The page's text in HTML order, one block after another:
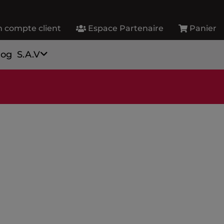
compte client Espace Partenaire Panier
S.A.V